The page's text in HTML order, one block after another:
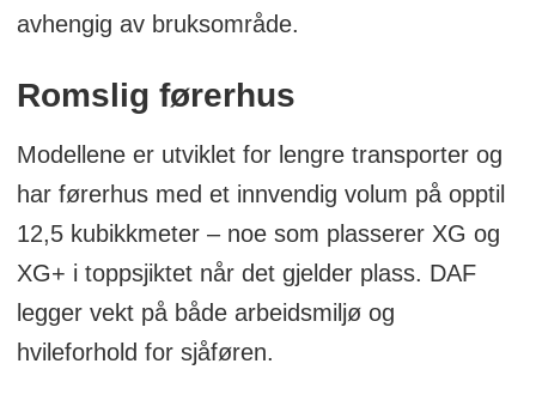
avhengig av bruksområde.
Romslig førerhus
Modellene er utviklet for lengre transporter og
har førerhus med et innvendig volum på opptil
12,5 kubikkmeter – noe som plasserer XG og
XG+ i toppsjiktet når det gjelder plass. DAF
legger vekt på både arbeidsmiljø og
hvileforhold for sjåføren.